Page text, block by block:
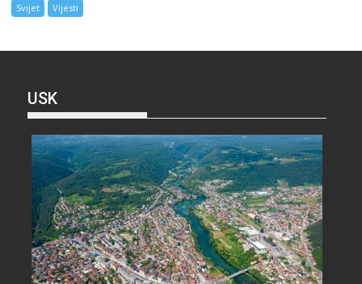
Svijet Vijesti
USK